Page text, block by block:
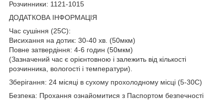
Розчинники: 1121-1015
ДОДАТКОВА ІНФОРМАЦІЯ
Час сушіння (25C):
Висихання на дотик: 30-40 хв. (50мкм)
Повне затвердіння: 4-6 годин (50мкм)
(Зазначений час є орієнтовною і залежить від кількості
розчинника, вологості і температури).
Зберігання: 24 місяці в сухому прохолодному місці (5-30C)
Безпека: Прохання ознайомитися з Паспортом безпечності